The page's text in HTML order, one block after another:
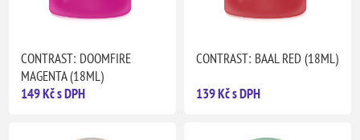
CONTRAST: DOOMFIRE
MAGENTA (18ML)
149 Kč s DPH
CONTRAST: BAAL RED (18ML)
139 Kč s DPH